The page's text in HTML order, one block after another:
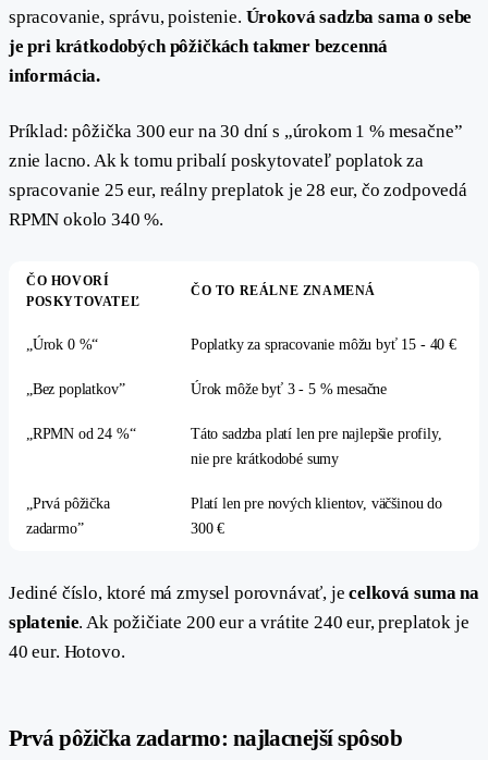
spracovanie, správu, poistenie. Úroková sadzba sama o sebe
je pri krátkodobých pôžičkách takmer bezcenná
informácia.
Príklad: pôžička 300 eur na 30 dní s „úrokom 1 % mesačne”
znie lacno. Ak k tomu pribalí poskytovateľ poplatok za
spracovanie 25 eur, reálny preplatok je 28 eur, čo zodpovedá
RPMN okolo 340 %.
ČO HOVORÍ
POSKYTOVATEĽ
ČO TO REÁLNE ZNAMENÁ
„Úrok 0 %“ Poplatky za spracovanie môžu byť 15 - 40 €
„Bez poplatkov” Úrok môže byť 3 - 5 % mesačne
„RPMN od 24 %“
Táto sadzba platí len pre najlepšie profily,
nie pre krátkodobé sumy
„Prvá pôžička
zadarmo”
Platí len pre nových klientov, väčšinou do
300 €
Jediné číslo, ktoré má zmysel porovnávať, jecelková suma na
splatenie. Ak požičiate 200 eur a vrátite 240 eur, preplatok je
40 eur. Hotovo.
Prvá pôžička zadarmo: najlacnejší spôsob